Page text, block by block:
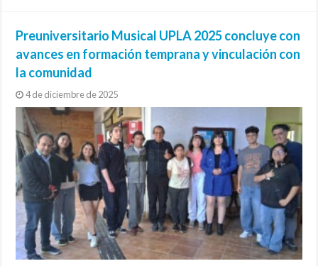
Preuniversitario Musical UPLA 2025 concluye con
avances en formación temprana y vinculación con
la comunidad
4 de diciembre de 2025